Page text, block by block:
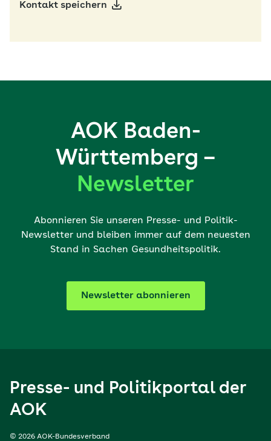
Kontakt speichern
AOK Baden-
Württemberg –
Newsletter
Abonnieren Sie unseren Presse- und Politik-
Newsletter und bleiben immer auf dem neuesten
Stand in Sachen Gesundheitspolitik.
Newsletter abonnieren
Presse- und Politikportal der
AOK
© 2026 AOK-Bundesverband